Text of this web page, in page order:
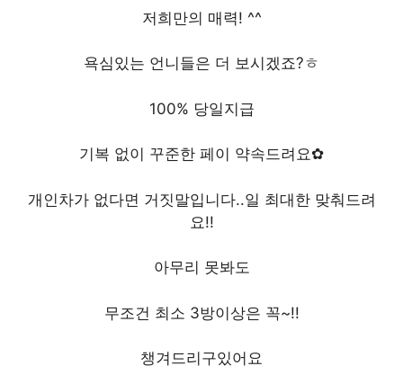
저희만의 매력! ^^
욕심있는 언니들은 더 보시겠죠?ㅎ
100% 당일지급
기복 없이 꾸준한 페이 약속드려요✿
개인차가 없다면 거짓말입니다..일 최대한 맞춰드려
요!!
아무리 못봐도
무조건 최소 3방이상은 꼭~!!
챙겨드리구있어요